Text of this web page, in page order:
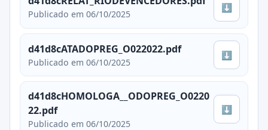
Publicado em 06/10/2025
⬇
d41d8cATADOPREG_O022022.pdf
Publicado em 06/10/2025
⬇
d41d8cHOMOLOGA__ODOPREG_O0220
22.pdf
Publicado em 06/10/2025
⬇